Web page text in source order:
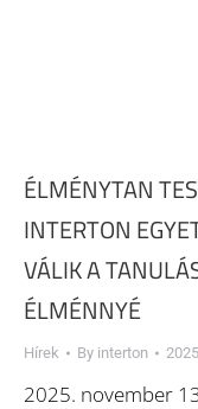
ÉLMÉNYTAN
INTERTON
VÁLIK A
ÉLMÉNNYÉ
Hírek By interton
2025. november